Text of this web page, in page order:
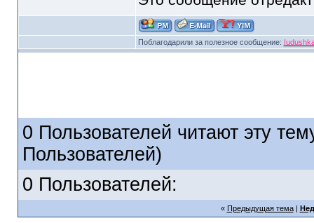
Поблагодарили за полезное сообщение:
0 Пользователей читают эту
Пользователей)
0 Пользователей:
« Предыдущая тема|